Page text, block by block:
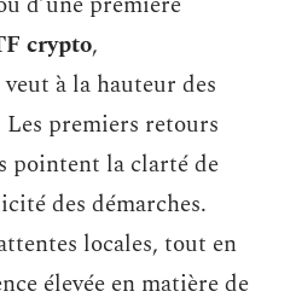
crypto,
veut à la hauteur des
premiers retours
pointent la clarté de
des démarches.
locales, tout en
élevée en matière de